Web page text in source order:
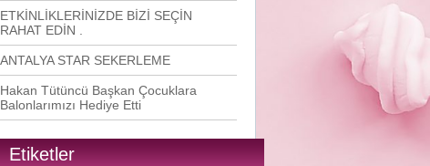
ETKİNLİKLERİNİZDE BİZİ SEÇİN
RAHAT EDİN .
ANTALYA STAR SEKERLEME
Hakan Tütüncü Başkan Çocuklara
Balonlarımızı Hediye Etti
Etiketler